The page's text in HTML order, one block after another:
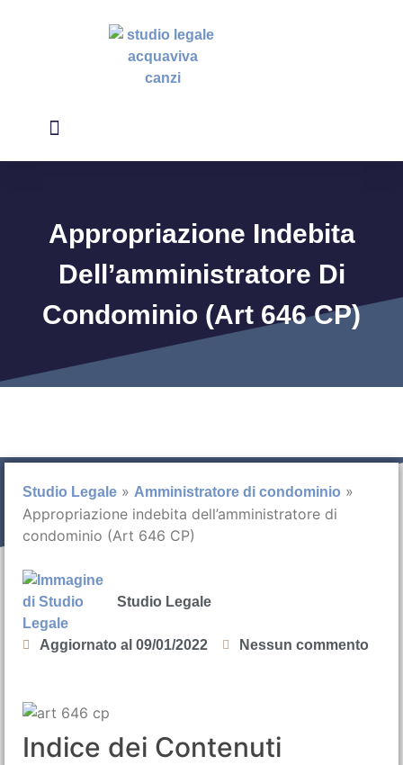
Appropriazione Indebita
Dell’amministratore Di
Condominio (Art 646 CP)
Studio Legale » Amministratore di condominio »
Appropriazione indebita dell’amministratore di
condominio (Art 646 CP)
Studio Legale
Aggiornato al 09/01/2022 Nessun commento
Indice dei Contenuti